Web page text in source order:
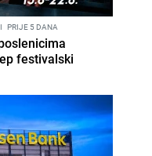
I PRIJE 5 DANA
festivalski